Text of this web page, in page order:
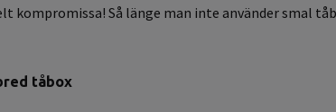
kompromissa! Så länge man inte använder smal
tåbox